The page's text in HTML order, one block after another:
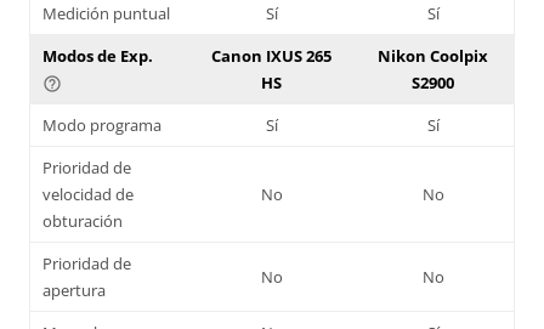
Medición puntual
Sí
Sí
Modos de Exp.
help_outline
Canon IXUS 265
HS
Nikon Coolpix
S2900
Modo programa
Sí
Sí
Prioridad de
velocidad de
obturación
No No
Prioridad de
apertura
No No